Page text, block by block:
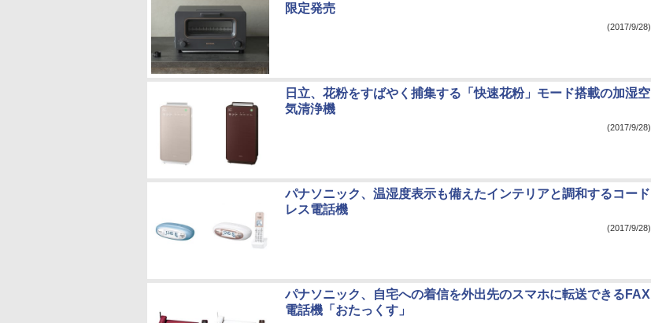
限定発売
(2017/9/28)
日立、花粉をすばやく捕集する「快速花粉」モード搭載の加湿空
気清浄機
(2017/9/28)
パナソニック、温湿度表示も備えたインテリアと調和するコード
レス電話機
(2017/9/28)
パナソニック、自宅への着信を外出先のスマホに転送できるFAX
電話機「おたっくす」